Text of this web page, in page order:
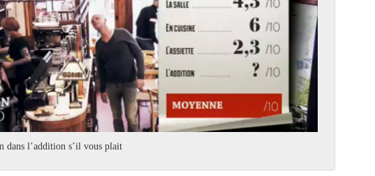
dans l’addition s’il vous plait